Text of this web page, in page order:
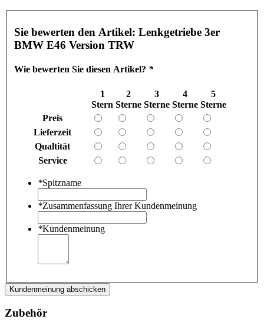
Sie bewerten den Artikel: Lenkgetriebe 3er
BMW E46 Version TRW
Wie bewerten Sie diesen Artikel? *
1
Stern
2
Sterne
3
Sterne
4
Sterne
5
Sterne
Preis
Lieferzeit
Qualtität
Service
*Spitzname
*Zusammenfassung Ihrer Kundenmeinung
*Kundenmeinung
Kundenmeinung abschicken
Zubehör